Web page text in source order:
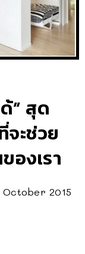
” สุด
จะช่วย
องเรา
October 2015